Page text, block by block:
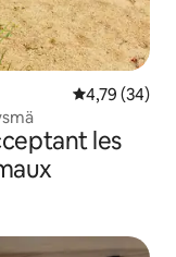
Évaluation
4,79 (34)
les